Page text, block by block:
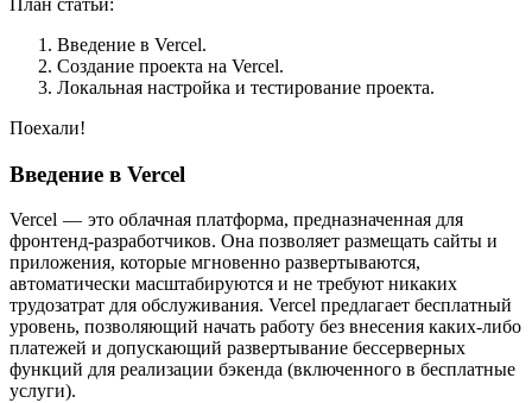
Введение в Vercel.
Создание проекта на Vercel.
Локальная настройка и тестирование проекта.
Поехали!
Введение в Vercel
Vercel — это облачная платформа, предназначенная для
фронтенд-разработчиков. Она позволяет размещать сайты и
приложения, которые мгновенно развертываются,
автоматически масштабируются и не требуют никаких
трудозатрат для обслуживания. Vercel предлагает бесплатный
уровень, позволяющий начать работу без внесения каких-либо
платежей и допускающий развертывание бессерверных
функций для реализации бэкенда (включенного в бесплатные
услуги).